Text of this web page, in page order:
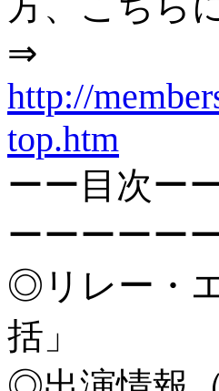
⇒
http://
top.htm
ーー目次ー
ーーーーー
◎リレー・
括」